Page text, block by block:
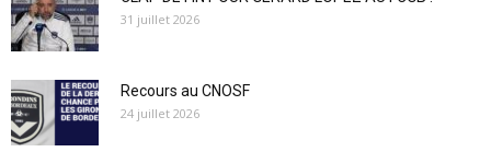
31 juillet 2026
Recours au CNOSF
24 juillet 2026